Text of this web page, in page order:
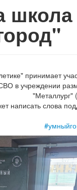
принимает
в учреждении
"Металлург"
написать слова